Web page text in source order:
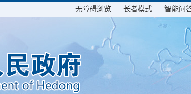
无障碍浏览 长者模式 智能问